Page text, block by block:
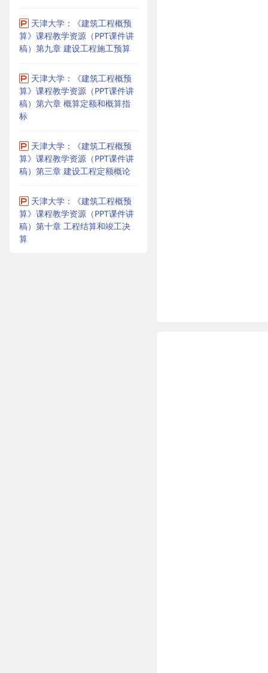
天津大学：《建筑工程概预
算》课程教学资源（PPT课件讲
稿）第九章 建设工程施工预算
天津大学：《建筑工程概预
算》课程教学资源（PPT课件讲
稿）第六章 概算定额和概算指
标
天津大学：《建筑工程概预
算》课程教学资源（PPT课件讲
稿）第三章 建设工程定额概论
天津大学：《建筑工程概预
算》课程教学资源（PPT课件讲
稿）第十章 工程结算和竣工决
算